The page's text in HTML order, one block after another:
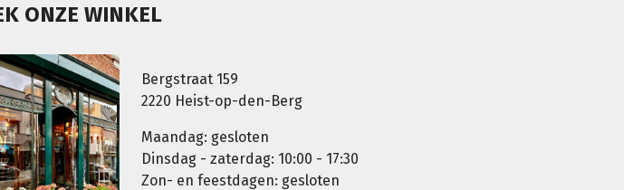
ONZE WINKEL
Bergstraat 159
2220 Heist-op-den-Berg
Maandag: gesloten
Dinsdag - zaterdag: 10:00 - 17:30
Zon- en feestdagen: gesloten